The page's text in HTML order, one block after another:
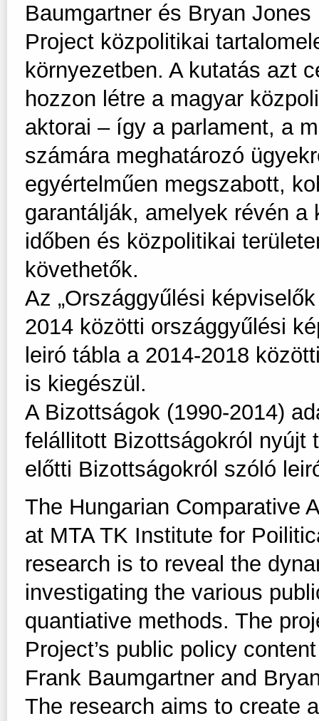
Baumgartner és Bryan
Project közpolitikai
környezetben. A kutatás azt
hozzon létre a magyar
aktorai – így a parlament, a
számára meghatározó
egyértelműen megszabott,
garantálják, amelyek révén
időben és közpolitikai
követhetők.
Az „Országgyűlési
2014 közötti országgyűlési
leiró tábla a 2014-2018
is kiegészül.
A Bizottságok (1990-2014)
felállitott Bizottságokról nyújt
előtti Bizottságokról szóló
The Hungarian Comparative
at MTA TK Institute for
research is to reveal the
investigating the various
quantiative methods. The
Project’s public policy
Frank Baumgartner and
The research aims to create